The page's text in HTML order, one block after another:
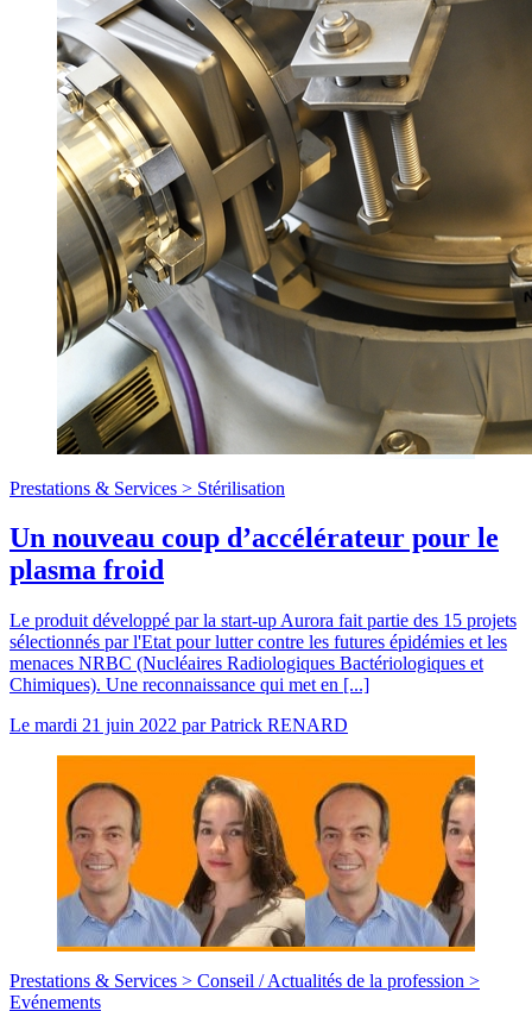
Prestations & Services > Stérilisation
Un nouveau coup d’accélérateur pour le
plasma froid
Le produit développé par la start-up Aurora fait partie des 15 projets
sélectionnés par l'Etat pour lutter contre les futures épidémies et les
menaces NRBC (Nucléaires Radiologiques Bactériologiques et
Chimiques). Une reconnaissance qui met en [...]
Le mardi 21 juin 2022 parPatrick RENARD
Prestations & Services > Conseil /Actualités de la profession >
Evénements